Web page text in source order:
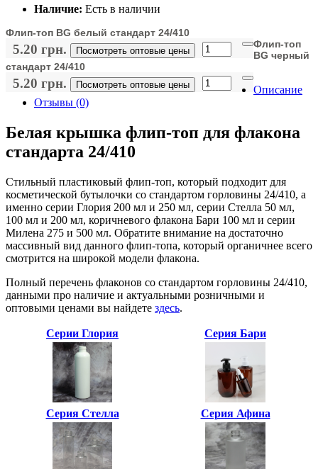
Наличие: Есть в наличии
Флип-топ BG белый стандарт 24/410
5.20 грн. Посмотреть оптовые цены
Флип-топ
BG черный
стандарт 24/410
5.20 грн. Посмотреть оптовые цены
Описание
Отзывы (0)
Белая крышка флип-топ для флакона
стандарта 24/410
Стильный пластиковый флип-топ, который подходит для
косметической бутылочки со стандартом горловины 24/410, а
именно серии Глория 200 мл и 250 мл, серии Стелла 50 мл,
100 мл и 200 мл, коричневого флакона Бари 100 мл и серии
Милена 275 и 500 мл. Обратите внимание на достаточно
массивный вид данного флип-топа, который органичнее всего
смотрится на широкой модели флакона.
Полный перечень флаконов со стандартом горловины 24/410,
данными про наличие и актуальными розничными и
оптовыми ценами вы найдете здесь.
Серии Глория Серия Бари
Серия Стелла Серия Афина